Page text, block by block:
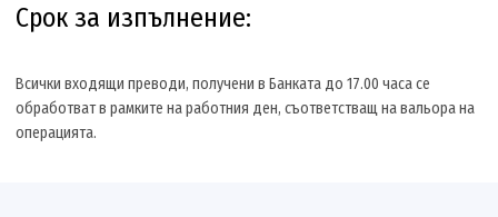
Срок за изпълнение:
Всички входящи преводи, получени в Банката до 17.00 часа се
обработват в рамките на работния ден, съответстващ на вальора на
операцията.